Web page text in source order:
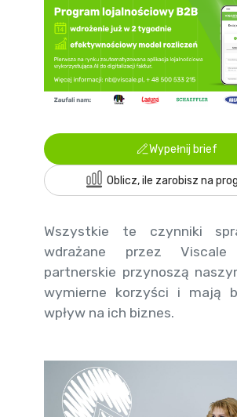
Wypełnij brief
Oblicz, ile zarobisz na
Wszystkie te czynniki
wdrażane przez Viscale
partnerskie przynoszą
wymierne korzyści i mają
wpływ na ich biznes.